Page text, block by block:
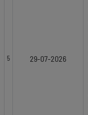
5 29-07-2026